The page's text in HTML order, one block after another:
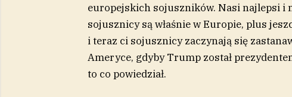
europejskich sojuszników. Nasi najlepsi i
sojusznicy są właśnie w Europie, plus
i teraz ci sojusznicy zaczynają się
Ameryce, gdyby Trump został
to co powiedział.